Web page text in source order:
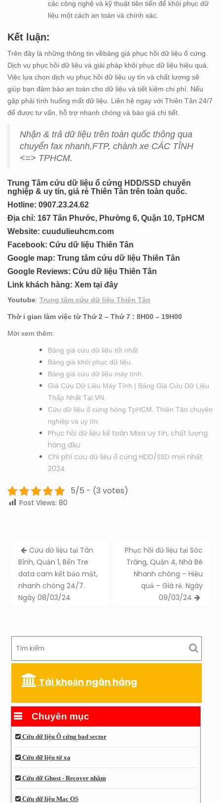
các công nghệ và kỹ thuật tiên tiến để khôi phục dữ
liệu một cách an toàn và chính xác.
Kết luận:
Trên đây là những thông tin vềbảng giá phục hồi dữ liệu ổ cứng.
Dịch vụ phục hồi dữ liệu và giải pháp khôi phục dữ liệu hiệu quả.
Việc lựa chọn dịch vụ phục hồi dữ liệu uy tín và chất lượng sẽ
giúp bạn đảm bảo an toàn cho dữ liệu và tiết kiệm chi phí. Nếu
gặp phải tình huống mất dữ liệu. Liên hệ ngay với Thiên Tân 24/7
để được tư vấn, hỗ trợ nhanh chóng và báo giá chi tiết.
Nhận & trả dữ liệu trên toàn quốc thông qua
chuyển fax nhanh,FTP, chành xe CÁC TỈNH
<=> TPHCM.
Trung Tâm cứu dữ liệu ổ cứng HDD/SSD chuyên
nghiệp & uy tín, giá rẻ Thiên Tân trên toàn quốc.
Hotline: 0907.23.24.62
Địa chỉ: 167 Tân Phước, Phường 6, Quận 10, TpHCM
Website: cuudulieuhcm.com
Facebook: Cứu dữ liệu Thiên Tân
Google map: Trung tâm cứu dữ liệu Thiên Tân
Google Reviews: Cứu dữ liệu Thiên Tân
Link khách hàng: Xem tại đây
Youtube: Trung tâm cứu dữ liệu Thiên Tân
Thờ i gian làm việc từ Thứ 2 – Thứ 7 : 8H00 – 19H00
Mời xem thêm:
Bảng giá cứu dữ liệu tốt nhất
Bảng giá khôi phục dữ liệu.
Bảng giá cứu dữ liệu máy tính.
Giá Cứu Dữ Liệu Máy Tính | Bảng Giá Cứu Dữ Liệu
Thấp Nhất Tại VN.
Cứu dữ liệu ổ cứng hỏng TpHCM. Thiên Tân chuyên
nghiệp và uy tín.
Phục hồi dữ liệu kế toán Misa uy tín, chất lượng
hàng đầu
Chi phí cứu dữ liệu ổ cứng HDD/SSD mới nhất
2024
5/5 - (3 votes)
Post Views: 80
Post
navigation
Cứu dữ liệu tại Tân
Bình, Quận 1, Bến Tre
data cam kết bảo mật,
nhanh chóng 24/7.
Ngày 08/03/24
Phục hồi dữ liệu tại Sóc
Trăng, Quận 4, Nhà Bè
Nhanh chóng – Hiệu
quả – Giá rẻ. Ngày
09/03/24
Tài khoản ngân hàng
Chuyên mục
Cứu dữ liệu Ổ cứng bad sector
Cứu dữ liệu từ xa
Cứu dữ Ghost - Recover nhầm
Cứu dữ liệu Mac OS